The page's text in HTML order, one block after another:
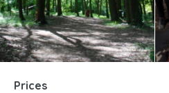
Prices